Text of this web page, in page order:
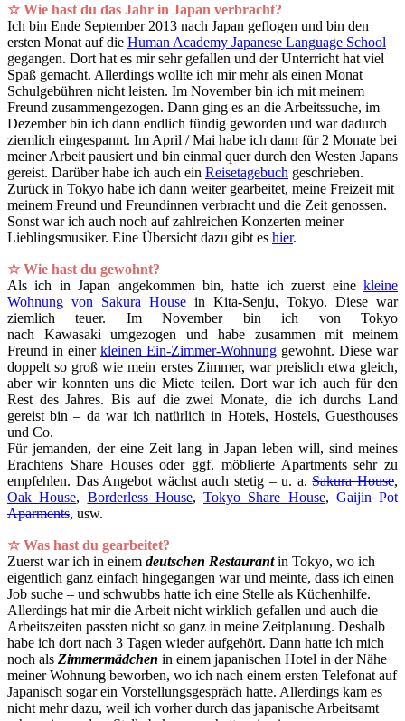
☆ Wie hast du das Jahr in Japan verbracht?
Ich bin Ende September 2013 nach Japan geflogen und bin den
ersten Monat auf die Human Academy Japanese Language School
gegangen. Dort hat es mir sehr gefallen und der Unterricht hat viel
Spaß gemacht. Allerdings wollte ich mir mehr als einen Monat
Schulgebühren nicht leisten. Im November bin ich mit meinem
Freund zusammengezogen. Dann ging es an die Arbeitssuche, im
Dezember bin ich dann endlich fündig geworden und war dadurch
ziemlich eingespannt. Im April / Mai habe ich dann für 2 Monate bei
meiner Arbeit pausiert und bin einmal quer durch den Westen Japans
gereist. Darüber habe ich auch ein Reisetagebuch geschrieben.
Zurück in Tokyo habe ich dann weiter gearbeitet, meine Freizeit mit
meinem Freund und Freundinnen verbracht und die Zeit genossen.
Sonst war ich auch noch auf zahlreichen Konzerten meiner
Lieblingsmusiker. Eine Übersicht dazu gibt es hier.
☆ Wie hast du gewohnt?
Als ich in Japan angekommen bin, hatte ich zuerst eine kleine
Wohnung von Sakura House in Kita-Senju, Tokyo. Diese war
ziemlich teuer. Im November bin ich von Tokyo
nach Kawasaki umgezogen und habe zusammen mit meinem
Freund in einer kleinen Ein-Zimmer-Wohnung gewohnt. Diese war
doppelt so groß wie mein erstes Zimmer, war preislich etwa gleich,
aber wir konnten uns die Miete teilen. Dort war ich auch für den
Rest des Jahres. Bis auf die zwei Monate, die ich durchs Land
gereist bin – da war ich natürlich in Hotels, Hostels, Guesthouses
und Co.
Für jemanden, der eine Zeit lang in Japan leben will, sind meines
Erachtens Share Houses oder ggf. möblierte Apartments sehr zu
empfehlen. Das Angebot wächst auch stetig – u. a.Sakura House,
Oak House, Borderless House, Tokyo Share House,Gaijin Pot
Aparments, usw.
☆ Was hast du gearbeitet?
Zuerst war ich in einem deutschen Restaurantin Tokyo, wo ich
eigentlich ganz einfach hingegangen war und meinte, dass ich einen
Job suche – und schwubbs hatte ich eine Stelle als Küchenhilfe.
Allerdings hat mir die Arbeit nicht wirklich gefallen und auch die
Arbeitszeiten passten nicht so ganz in meine Zeitplanung. Deshalb
habe ich dort nach 3 Tagen wieder aufgehört. Dann hatte ich mich
noch als Zimmermädchen in einem japanischen Hotel in der Nähe
meiner Wohnung beworben, wo ich nach einem ersten Telefonat auf
Japanisch sogar ein Vorstellungsgespräch hatte. Allerdings kam es
nicht mehr dazu, weil ich vorher durch das japanische Arbeitsamt